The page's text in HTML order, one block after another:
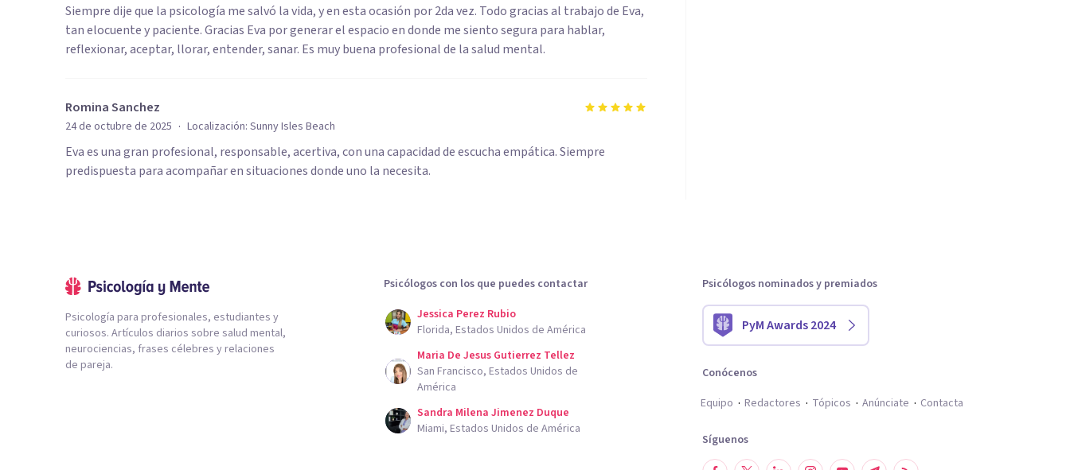
Siempre dije que la psicología me salvó la vida, y en esta ocasión por 2da vez. Todo gracias al trabajo de Eva,
tan elocuente y paciente. Gracias Eva por generar el espacio en donde me siento segura para hablar,
reflexionar, aceptar, llorar, entender, sanar. Es muy buena profesional de la salud mental.
Romina Sanchez
24 de octubre de 2025 · Localización: Sunny Isles Beach
Eva es una gran profesional, responsable, acertiva, con una capacidad de escucha empática. Siempre
predispuesta para acompañar en situaciones donde uno la necesita.
Psicología para profesionales, estudiantes y
curiosos. Artículos diarios sobre salud mental,
neurociencias, frases célebres y relaciones
de pareja.
Psicólogos con los que puedes contactar
Jessica Perez Rubio
Florida, Estados Unidos de América
Maria De Jesus Gutierrez Tellez
San Francisco, Estados Unidos de
América
Sandra Milena Jimenez Duque
Miami, Estados Unidos de América
Psicólogos nominados y premiados
PyM Awards 2024
Conócenos
Equipo
Redactores Tópicos Anúnciate Contacta
Síguenos